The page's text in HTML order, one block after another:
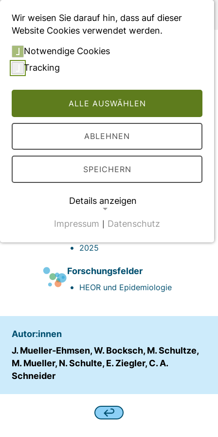
Menü
Unveiling gaps in heart
failure management in
Germany: a retrospective
analysis of national data
and healthcare utilisation
patterns.
Fachartikel, veröffentlicht in "European Heart
externer Link
Veröffentlichung
2025
Forschungsfelder
HEOR und Epidemiologie
Autor:innen
J. Mueller-Ehmsen, W. Bocksch, M. Schultze,
M. Mueller, N. Schulte, E. Ziegler, C. A.
Schneider
Wir weisen Sie darauf hin, dass auf dieser
Website Cookies verwendet werden.
Notwendige Cookies
Tracking
ALLE AUSWÄHLEN
ABLEHNEN
SPEICHERN
Details anzeigen
NOTWENDIGE COOKIES
CMS Cookie
Name:
fe_typo_user
Zweck:
Frontend Benutzer Identifizierung
Cookie Laufzeit:
Sitzung
Impressum Datenschutz